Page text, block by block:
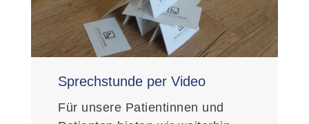
FÜR UNTERNEHMEN
KARRIERE
PRAXIS & TEAM
KONTAKT
Sprechstunde per Video
Für unsere Patientinnen und